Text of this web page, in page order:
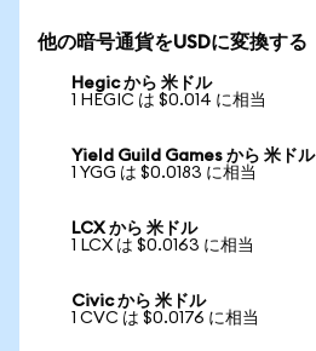
他の暗号通貨をUSDに変換する
Hegic から 米ドル
1 HEGIC は $0.014 に相当
Yield Guild Games から 米ドル
1 YGG は $0.0183 に相当
LCX から 米ドル
1 LCX は $0.0163 に相当
Civic から 米ドル
1 CVC は $0.0176 に相当